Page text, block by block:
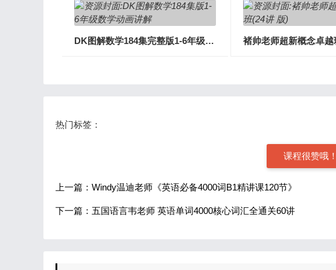
DK图解数学184集完整版1-6年级数学动画视频讲解
热门标签：
课程很赞哦！
上一篇：Windy温迪老师《英语必备4000词B1精讲课120节》
下一篇：五国语言韦老师 英语单词4000核心词汇全通关60讲